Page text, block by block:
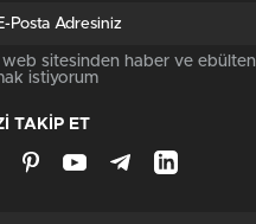
web sitesinden haber ve ebülten
istiyorum
TAKİP ET